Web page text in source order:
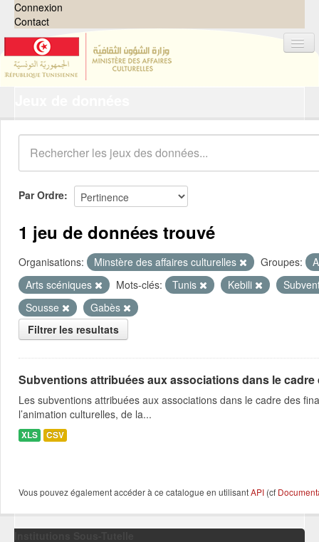
Connexion
Contact
Organisations
Groupes
Demandes 0
À propos
Par Ordre
1 jeu de données trouvé
Organisations: Minstère des affaires culturelles Groupes:
Arts scéniques
Mots-clés: Tunis Kebili
Sousse
Gabès
Filtrer les resultats
Subventions attribuées aux associations dans le
Les subventions attribuées aux associations dans le cadre des
l’animation culturelles, de la...
XLS CSV
Vous pouvez également accéder à ce catalogue en utilisantAPI (cf